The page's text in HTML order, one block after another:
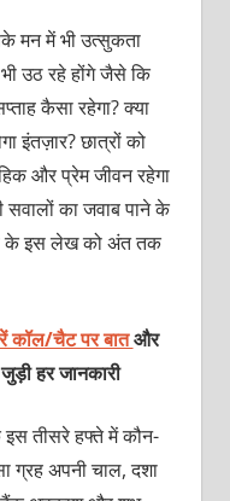
मन में भी उत्सुकता
उठ रहे होंगे जैसे कि
कैसा रहेगा? क्या
इंतज़ार? छात्रों को
और प्रेम जीवन रहेगा
सवालों का जवाब पाने के
के इस लेख को अंत तक
कॉल/चैट पर बातऔर
हर जानकारी
इस तीसरे हफ्ते में कौन-
ग्रह अपनी चाल, दशा